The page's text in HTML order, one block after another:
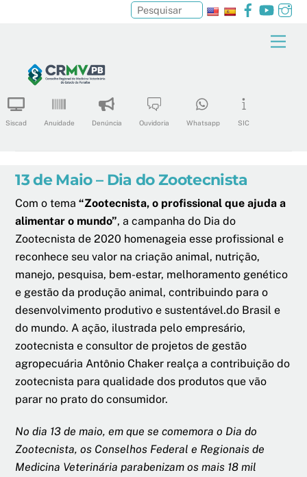
content
Facebook
Siscad Anuidade Denúncia Ouvidoria Whatsapp SIC
Pesquisar
13 de Maio – Dia do Zootecnista
Com o tema “Zootecnista, o profissional que ajuda a
alimentar o mundo”, a campanha do Dia do
Zootecnista de 2020 homenageia esse profissional e
reconhece seu valor na criação animal, nutrição,
manejo, pesquisa, bem-estar, melhoramento genético
e gestão da produção animal, contribuindo para o
desenvolvimento produtivo e sustentável.do Brasil e
do mundo. A ação, ilustrada pelo empresário,
zootecnista e consultor de projetos de gestão
agropecuária Antônio Chaker realça a contribuição do
zootecnista para qualidade dos produtos que vão
parar no prato do consumidor.
No dia 13 de maio, em que se comemora o Dia do
Zootecnista, os Conselhos Federal e Regionais de
Medicina Veterinária parabenizam os mais 18 mil